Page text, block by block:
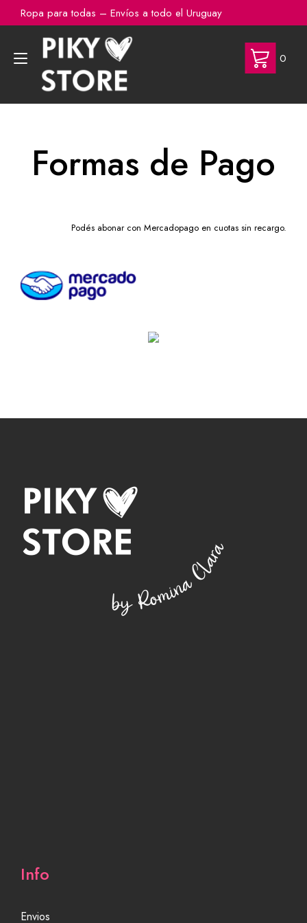
Ropa para todas – Envíos a todo el Uruguay
Alternar
navegación
0
Formas de Pago
Podés abonar con Mercadopago en cuotas sin recargo.
Info
Envios